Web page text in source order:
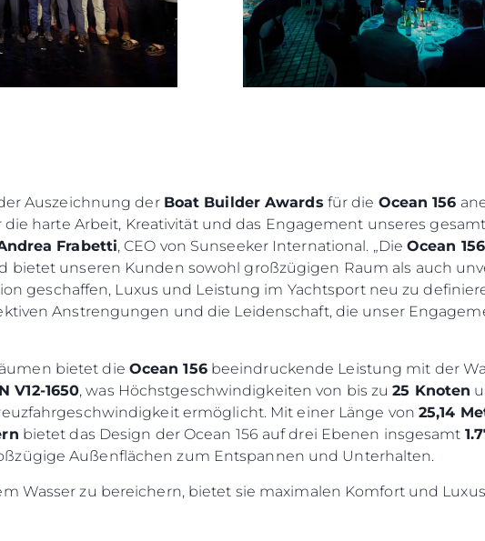
Auszeichnung der Boat Builder Awards für die Ocean 156
harte Arbeit, Kreativität und das Engagement unseres
Frabetti, CEO von Sunseeker International. „DieOcean 156
bietet unseren Kunden sowohl großzügigen Raum als auch
geschaffen, Luxus und Leistung im Yachtsport neu zu
Anstrengungen und die Leidenschaft, die unser
bietet die Ocean 156beeindruckende Leistung mit der
V12-1650, was Höchstgeschwindigkeiten von bis zu25 Knoten
ermöglicht. Mit einer Länge von25,14
bietet das Design der Ocean 156 auf drei Ebenen insgesamt
Außenflächen zum Entspannen und Unterhalten.
Wasser zu bereichern, bietet sie maximalen Komfort und